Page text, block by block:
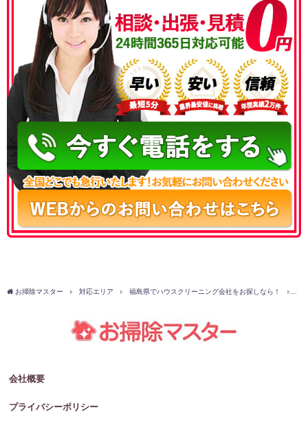
050-3177-5687
お掃除マスター 対応エリア 福島県でハウスクリーニング会社をお探しなら！
会社概要
プライバシーポリシー